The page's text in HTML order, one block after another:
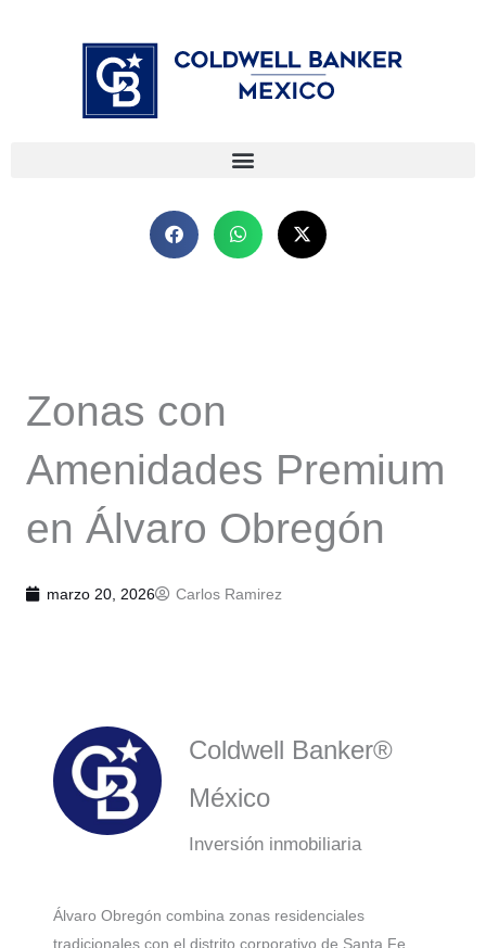
Zonas con
Amenidades Premium
en Álvaro Obregón
marzo 20, 2026 Carlos Ramirez
Coldwell Banker®
México
Inversión inmobiliaria
Álvaro Obregón combina zonas residenciales
tradicionales con el distrito corporativo de Santa Fe,